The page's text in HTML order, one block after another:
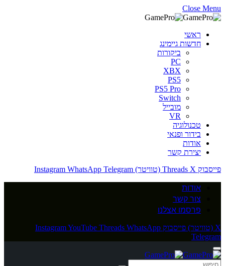
Close Menu
ראשי
חדשות גיימינג
ביקורות
PC
XBX
PS5
PS5 Pro
Switch
מובייל
VR
טכנולוגיה
בידור ופנאי
אודות
יצירת קשר
פייסבוק
Threads X (טוויטר) Instagram WhatsApp Telegram
אודות
צור קשר
פרסמו אצלנו
X (טוויטר) פייסבוק InstagramYouTube Threads WhatsApp
Telegram